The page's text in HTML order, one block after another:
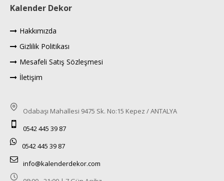
Kalender Dekor
Hakkımızda
Gizlilik Politikası
Mesafeli Satış Sözleşmesi
İletişim
Odabaşı Mahallesi 9475 Sk. No:15 Kepez / ANTALYA
0542 445 39 87
0542 445 39 87
info@kalenderdekor.com